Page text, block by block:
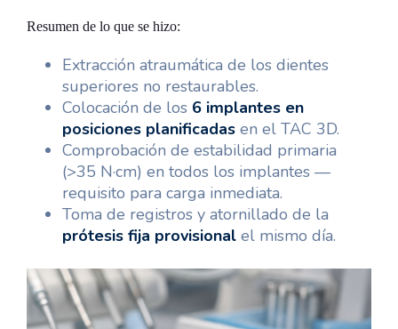
Resumen de lo que se hizo:
Extracción atraumática de los dientes
superiores no restaurables.
Colocación de los 6 implantes en
posiciones planificadas en el TAC 3D.
Comprobación de estabilidad primaria
(>35 N·cm) en todos los implantes —
requisito para carga inmediata.
Toma de registros y atornillado de la
prótesis fija provisional el mismo día.